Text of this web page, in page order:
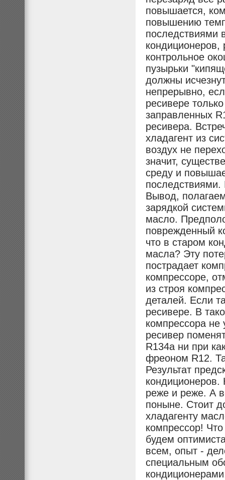
повышается,
повышению
последствиями
контрольное
пузырьки
должны
непрерывно,
ресивере
заправленных
ресивера.
хладагент из
воздух не
значит,
среду и
последствиями.
Вывод,
зарядкой
масло.
поврежденный
что в старом
масла? Эту
пострадает
компрессоре,
из строя
деталей. Если
ресивере. В
компрессора не
ресивер
R134а ни при
фреоном R12.
Результат
кондиционеров.
реже и реже. А
поныне. Стоит
хладагенту
компрессор!
будем
всем, опыт -
специальным